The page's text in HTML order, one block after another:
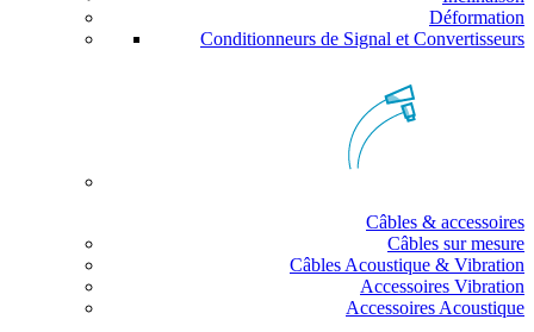
Déformation
Conditionneurs de Signal et Convertisseurs
Câbles & accessoires
Câbles sur mesure
Câbles Acoustique & Vibration
Accessoires Vibration
Accessoires Acoustique